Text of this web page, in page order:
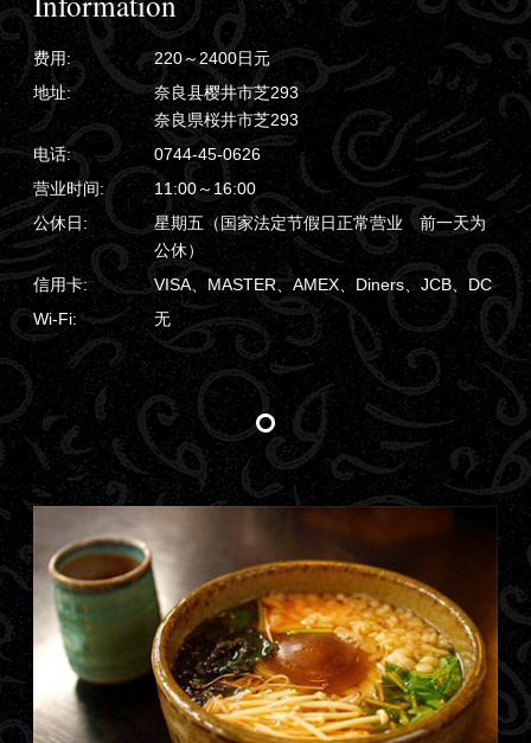
费用:
220～2400日元
地址:
奈良县樱井市芝293
奈良県桜井市芝293
电话:
0744-45-0626
营业时间:
11:00～16:00
公休日:
星期五（国家法定节假日正常营业 前一天为
公休）
信用卡:
VISA、MASTER、AMEX、Diners、JCB、DC
Wi-Fi:
无